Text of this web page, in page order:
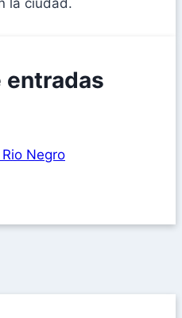
la ciudad.
entradas
Negro